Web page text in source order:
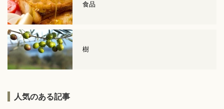
食品
樹
人気のある記事